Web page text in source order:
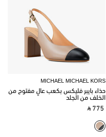
MICHAEL MICHAEL KORS
حذاء بايبر فليكس بكعب عالٍ مفتوح من
الخلف من الجلد
‎ ⃁ 775 ‎